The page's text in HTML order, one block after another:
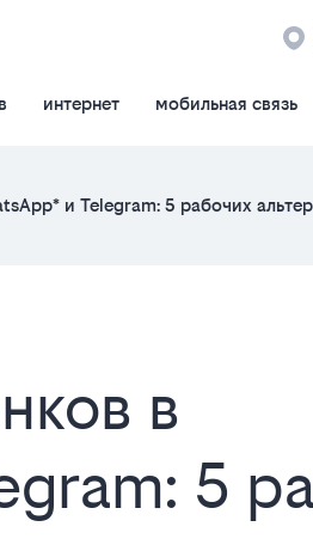
интернет мобильная связь
и Telegram: 5 рабочих
в
5